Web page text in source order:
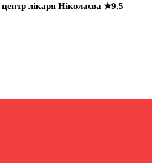
лікаря Ніколаєва ★9.5